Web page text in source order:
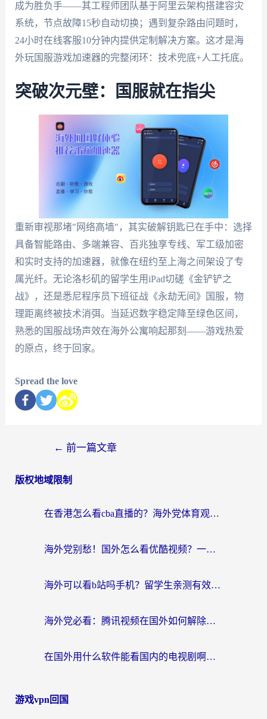
成为胜负手——其工程师团队基于阿里云架构搭建容灾
系统，节点故障15秒自动切换；遇到复杂路由问题时，
24小时在线客服10分钟内提供定制解决方案。这才是海
外玩国服游戏加速器的完整闭环：技术兜底+人工托底。
突破次元壁：国服就在指尖
重新审视那堵"网络高墙"，其实破解钥匙已在手中：选择
具备智能路由、多端兼容、百兆独享专线、军工级加密
和实时支持的加速器，就像在纽约至上海之间架设了专
属光纤。无论洛杉矶的留学生用iPad切磋《金铲铲之
战》，还是悉尼程序员下班征战《永劫无间》国服，物
理距离终被技术消弭。当延迟数字稳定降至绿色区间，
熟悉的国服战场声效在海外公寓响起那刻——游戏热爱
的原点，终于回家。
Spread the love
← 前一篇文章
版权地域限制
在香港怎么看cba直播的？海外党体育观赛终极指南：告别版权限制，畅享中文解说
海外党别愁！国外怎么看优酷视频？一招解决追剧、看直播难题
海外可以看b站吗手机？留学生亲测有效的回国加速指南
海外党必看：腾讯视频在国外如何解除地域限制？附优酷咪咕使用指南
在国外用什么软件能看国内的电视剧啊？留学生亲测有效的回国加速方案
游戏vpn回国